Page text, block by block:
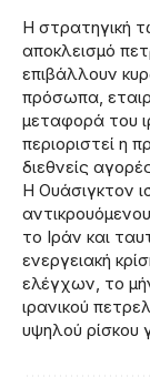
Η στρατηγική
αποκλεισμό
επιβάλλουν
πρόσωπα,
μεταφορά του
περιοριστεί η
διεθνείς
Η Ουάσιγκτον
το Ιράν και
ενεργειακή
ελέγχων, το
ιρανικού
υψηλού ρίσκου